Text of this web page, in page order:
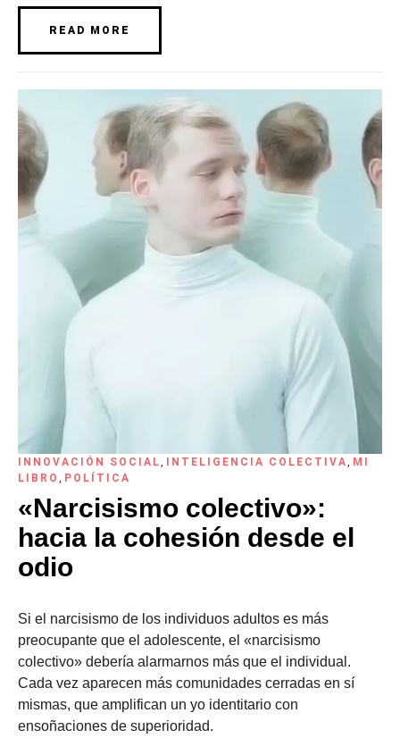
READ MORE
INNOVACIÓN SOCIAL, INTELIGENCIA COLECTIVA, MI
LIBRO , POLÍTICA
«Narcisismo colectivo»:
hacia la cohesión desde el
odio
Si el narcisismo de los individuos adultos es más
preocupante que el adolescente, el «narcisismo
colectivo» debería alarmarnos más que el individual.
Cada vez aparecen más comunidades cerradas en sí
mismas, que amplifican un yo identitario con
ensoñaciones de superioridad.